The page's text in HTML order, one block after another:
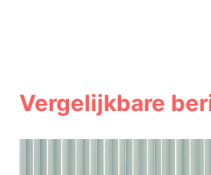
Vergelijkbare